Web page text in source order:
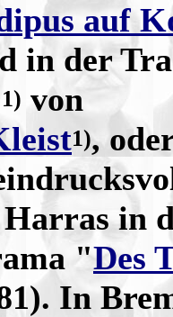
auf
in der
1) von
1),
in
"Des
In